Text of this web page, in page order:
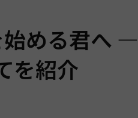
始める君へ —
を紹介